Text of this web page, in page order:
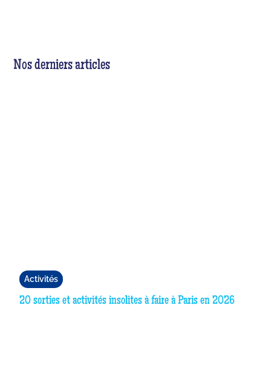
Nos derniers articles
Activités
20 sorties et activités insolites à faire à Paris en 2026